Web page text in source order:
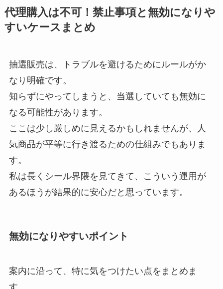
代理購入は不可！禁止事項と無効になりや
すいケースまとめ
抽選販売は、トラブルを避けるためにルールがか
なり明確です。
知らずにやってしまうと、当選していても無効に
なる可能性があります。
ここは少し厳しめに見えるかもしれませんが、人
気商品が平等に行き渡るための仕組みでもありま
す。
私は長くシール界隈を見てきて、こういう運用が
あるほうが結果的に安心だと思っています。
無効になりやすいポイント
案内に沿って、特に気をつけたい点をまとめま
す。